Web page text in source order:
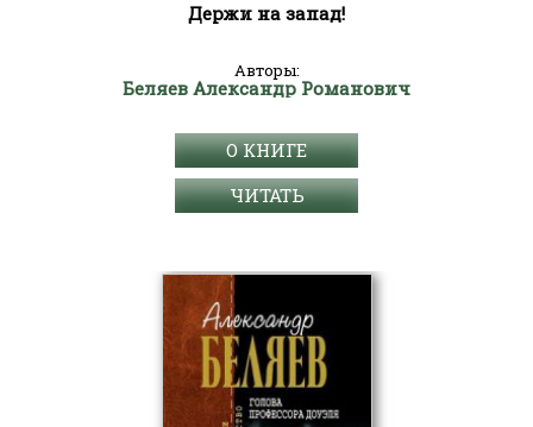
Держи на запад!
Авторы:
Беляев Александр Романович
О КНИГЕ
ЧИТАТЬ